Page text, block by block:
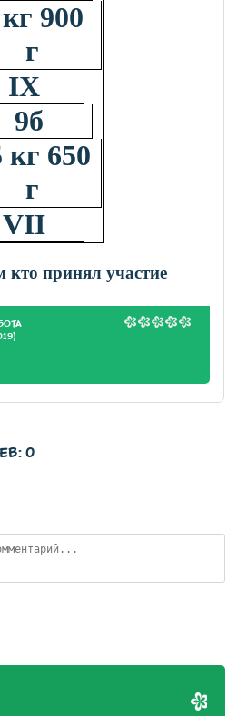
900
г
IX
9б
кг 650
г
VII
кто принял участие
:0